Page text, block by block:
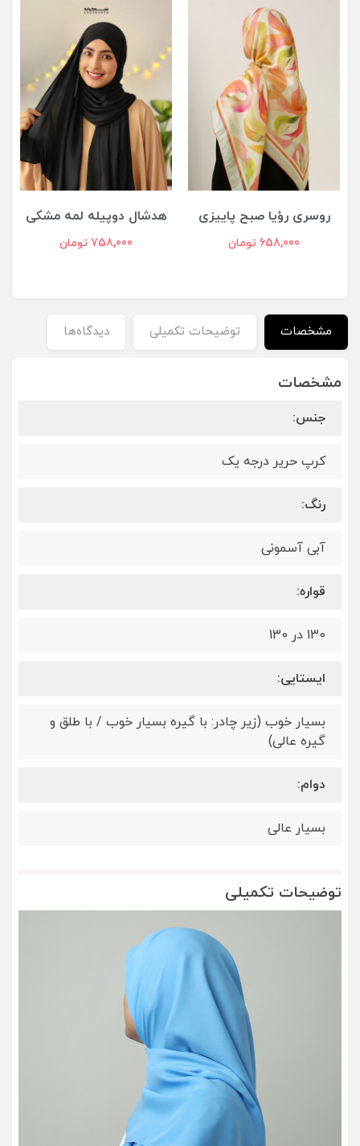
روسری رؤیا صبح پاییزی
658,000 تومان
هدشال دوپیله لمه مشکی
758,000 تومان
مشخصات توضیحات تکمیلی دیدگاه‌ها
مشخصات
جنس:
کرپ حریر درجه یک
رنگ:
آبی‌ آسمونی
قواره:
130 در 130
ایستایی:
بسیار خوب (زیر چادر: با گیره بسیار خوب / با طلق و
گیره عالی)
دوام:
بسیار عالی
توضیحات تکمیلی